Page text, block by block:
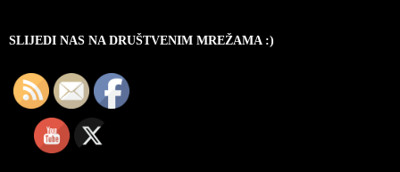
SLIJEDI NAS NA DRUŠTVENIM MREŽAMA :)